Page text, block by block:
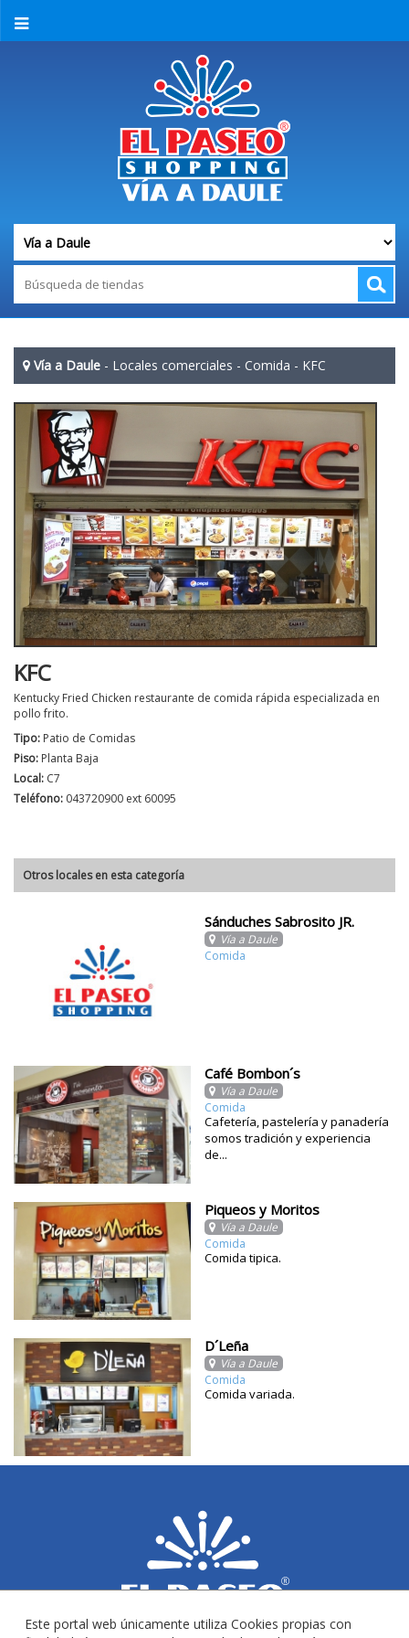
Vía a Daule - Locales comerciales - Comida - KFC
KFC
Kentucky Fried Chicken restaurante de comida rápida especializada en
pollo frito.
Tipo: Patio de Comidas
Piso: Planta Baja
Local: C7
Teléfono: 043720900 ext 60095
Otros locales en esta categoría
Sánduches Sabrosito JR.
Vía a Daule
Comida
Café Bombon´s
Vía a Daule
Comida
Cafetería, pastelería y panadería
somos tradición y experiencia
de...
Piqueos y Moritos
Vía a Daule
Comida
Comida tipica.
D´Leña
Vía a Daule
Comida
Comida variada.
Este portal web únicamente utiliza Cookies propias con